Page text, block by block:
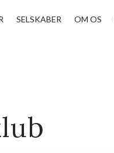
SELSKABER OM OS